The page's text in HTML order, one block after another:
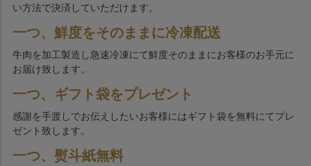
い方法で決済していただけます。
一つ、鮮度をそのままに冷凍配送
牛肉を加工製造し急速冷凍にて鮮度そのままにお客様のお手元に
お届け致します。
一つ、ギフト袋をプレゼント
感謝を手渡しでお伝えしたいお客様にはギフト袋を無料にてプレ
ゼント致します。
一つ、熨斗紙無料